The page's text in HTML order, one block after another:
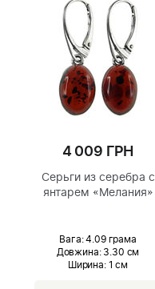
4 009 ГРН
Серьги из серебра с
янтарем «Мелания»
Вага: 4.09 грама
Довжина:3.30 см
Ширина: 1 см